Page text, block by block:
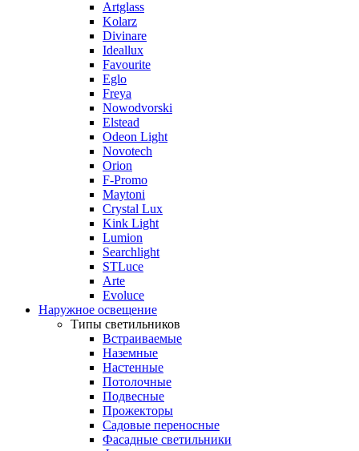
Artglass
Kolarz
Divinare
Ideallux
Favourite
Eglo
Freya
Nowodvorski
Elstead
Odeon Light
Novotech
Orion
F-Promo
Maytoni
Crystal Lux
Kink Light
Lumion
Searchlight
STLuce
Arte
Evoluce
Наружное освещение
Типы светильников
Встраиваемые
Наземные
Настенные
Потолочные
Подвесные
Прожекторы
Садовые переносные
Фасадные светильники